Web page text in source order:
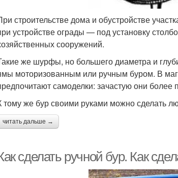
строительстве дома и обустройстве
устройстве ограды — под установку
сооружений.
же шурфы, но большего диаметра и
моторизованным или ручным буром. В
самоделки: зачастую они
тому же бур своими руками можно сделать
читать дальше →
сделать ручной бур. Как